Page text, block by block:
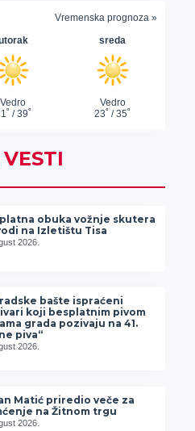
obuka vožnje skutera
na Izletištu Tisa
2026.
bašte ispraćeni
koji besplatnim pivom
grada pozivaju na 41.
piva“
2026.
Matić priredio veče za
na Žitnom trgu
2026.